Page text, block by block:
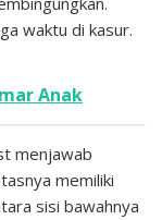
waktu di kasur.
Anak
menjawab
memiliki
sisi bawahnya